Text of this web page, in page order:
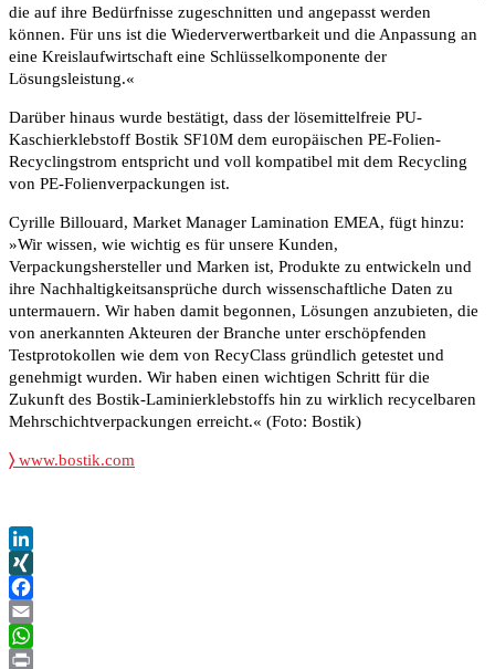
die auf ihre Bedürfnisse zugeschnitten und angepasst werden
können. Für uns ist die Wiederverwertbarkeit und die Anpassung an
eine Kreislaufwirtschaft eine Schlüsselkomponente der
Lösungsleistung.«
Darüber hinaus wurde bestätigt, dass der lösemittelfreie PU-
Kaschierklebstoff Bostik SF10M dem europäischen PE-Folien-
Recyclingstrom entspricht und voll kompatibel mit dem Recycling
von PE-Folienverpackungen ist.
Cyrille Billouard, Market Manager Lamination EMEA, fügt hinzu:
»Wir wissen, wie wichtig es für unsere Kunden,
Verpackungshersteller und Marken ist, Produkte zu entwickeln und
ihre Nachhaltigkeitsansprüche durch wissenschaftliche Daten zu
untermauern. Wir haben damit begonnen, Lösungen anzubieten, die
von anerkannten Akteuren der Branche unter erschöpfenden
Testprotokollen wie dem von RecyClass gründlich getestet und
genehmigt wurden. Wir haben einen wichtigen Schritt für die
Zukunft des Bostik-Laminierklebstoffs hin zu wirklich recycelbaren
Mehrschichtverpackungen erreicht.« (Foto: Bostik)
〉 www.bostik.com
LinkedIn
XING
Facebook
Email
WhatsApp